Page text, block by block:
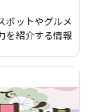
ポットやグルメ
を紹介する情報